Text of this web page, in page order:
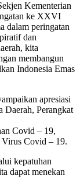
Kementerian
ke XXVI
dalam peringatan
dan
kita
membangun
Indonesia Emas
apresiasi
Daerah, Perangkat
Covid – 19,
Virus Covid – 19.
kepatuhan
dapat menekan